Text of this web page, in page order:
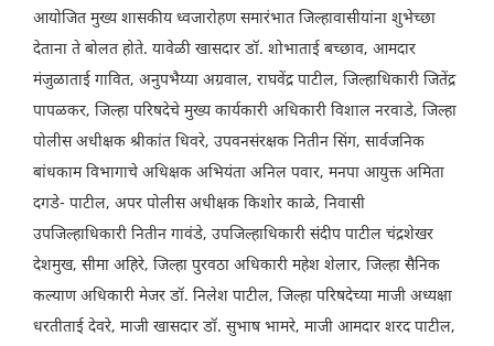
आयोजित मुख्य शासकीय ध्वजारोहण समारंभात जिल्हावासीयांना शुभेच्छा
देताना ते बोलत होते. यावेळी खासदार डॉ. शोभाताई बच्छाव, आमदार
मंजुळाताई गावित, अनुपभैय्या अग्रवाल, राघवेंद्र पाटील, जिल्हाधिकारी जितेंद्र
पापळकर, जिल्हा परिषदेचे मुख्य कार्यकारी अधिकारी विशाल नरवाडे, जिल्हा
पोलीस अधीक्षक श्रीकांत धिवरे, उपवनसंरक्षक नितीन सिंग, सार्वजनिक
बांधकाम विभागाचे अधिक्षक अभियंता अनिल पवार, मनपा आयुक्त अमिता
दगडे- पाटील, अपर पोलीस अधीक्षक किशोर काळे, निवासी
उपजिल्हाधिकारी नितीन गावंडे, उपजिल्हाधिकारी संदीप पाटील चंद्रशेखर
देशमुख, सीमा अहिरे, जिल्हा पुरवठा अधिकारी महेश शेलार, जिल्हा सैनिक
कल्याण अधिकारी मेजर डॉ. निलेश पाटील, जिल्हा परिषदेच्या माजी अध्यक्षा
धरतीताई देवरे, माजी खासदार डॉ. सुभाष भामरे, माजी आमदार शरद पाटील,